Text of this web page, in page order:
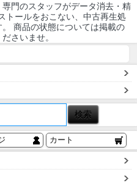
門のスタッフがデータ消去・精
トールをおこない、中古再生処
商品の状態については掲載の
さいませ。
カート